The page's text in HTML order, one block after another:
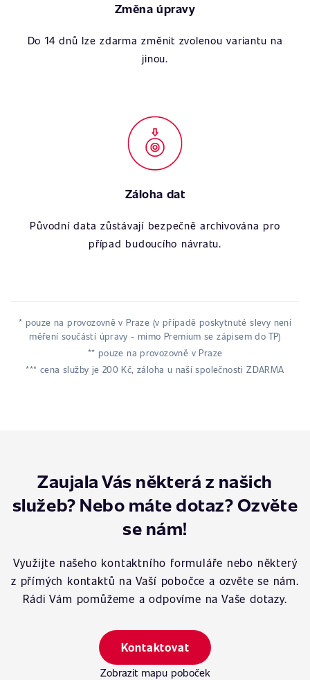
Změna úpravy
Do 14 dnů lze zdarma změnit zvolenou variantu na
jinou.
Záloha dat
Původní data zůstávají bezpečně archivována pro
případ budoucího návratu.
* pouze na provozovně v Praze (v případě poskytnuté slevy není
měření součástí úpravy - mimo Premium se zápisem do TP)
** pouze na provozovně v Praze
*** cena služby je 200 Kč, záloha u naší společnosti ZDARMA
Zaujala Vás některá z našich
služeb? Nebo máte dotaz? Ozvěte
se nám!
Využijte našeho kontaktního formuláře nebo některý
z přímých kontaktů na Vaší pobočce a ozvěte se nám.
Rádi Vám pomůžeme a odpovíme na Vaše dotazy.
Kontaktovat
Zobrazit mapu poboček